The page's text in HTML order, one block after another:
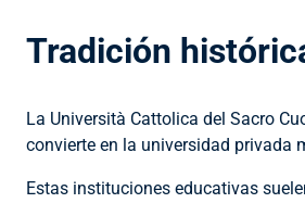
Tradición
La Università Cattolica del Sacro
convierte en la universidad privada
Estas instituciones educativas